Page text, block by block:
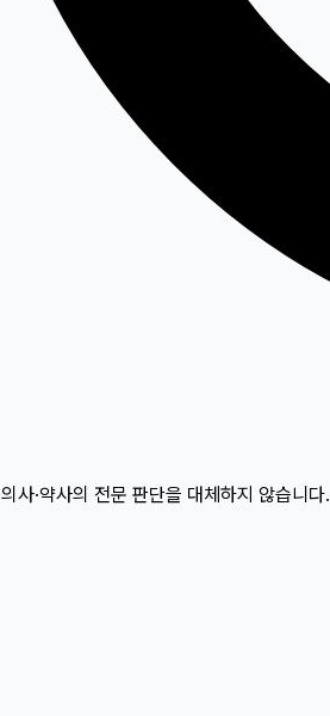
의사·약사의 전문 판단을 대체하지 않습니다.